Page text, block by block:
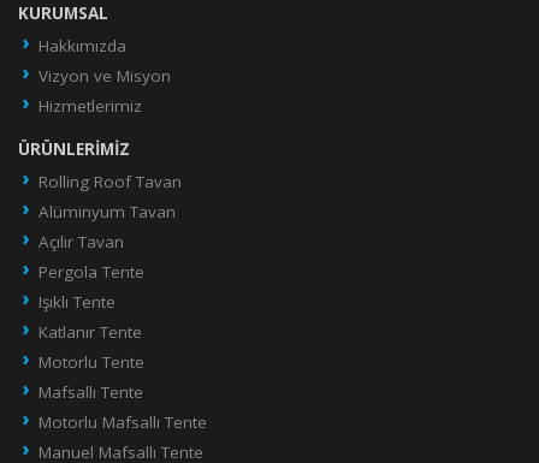
KURUMSAL
Hakkımızda
Vizyon ve Misyon
Hizmetlerimiz
ÜRÜNLERIMIZ
Rolling Roof Tavan
Alüminyum Tavan
Açılır Tavan
Pergola Tente
Işıklı Tente
Katlanır Tente
Motorlu Tente
Mafsallı Tente
Motorlu Mafsallı Tente
Manuel Mafsallı Tente